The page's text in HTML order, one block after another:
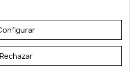
- 2026
Rechazar